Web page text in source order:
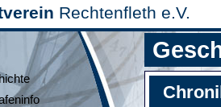
Rechtenfleth e.V.